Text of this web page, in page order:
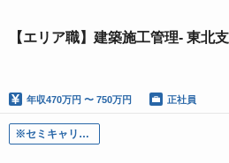
【エリア職】建築施工管理- 東北
年収470万円 〜 750万円 正社員
※セミキャリア※【エリア職】設備施工管理 - 北陸支店